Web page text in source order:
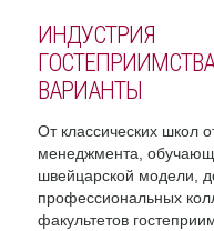
ИНДУСТРИЯ
ВАРИАНТЫ
От классических школ
менеджмента,
швейцарской модели,
профессиональных
факультетов